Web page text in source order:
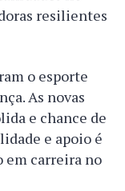
resilientes
o esporte
As novas
e chance de
e apoio é
em carreira no